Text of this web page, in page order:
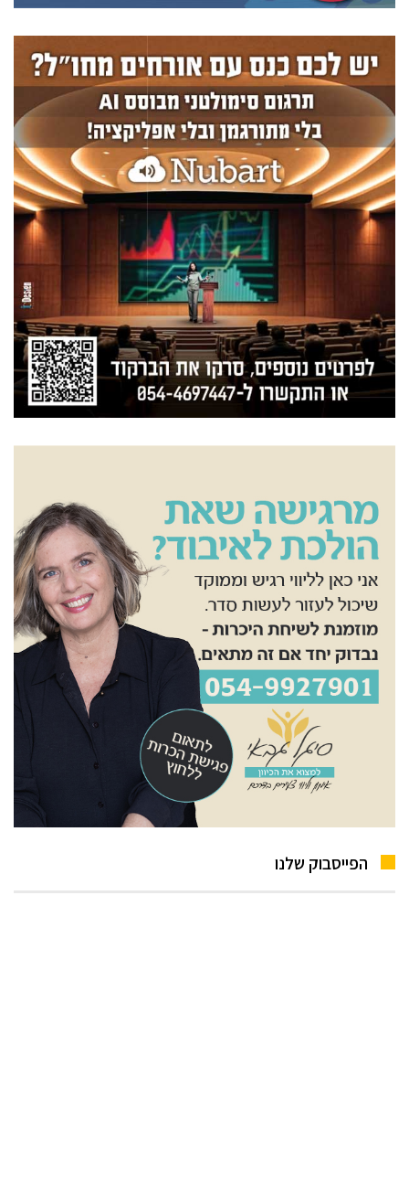
הפייסבוק שלנו